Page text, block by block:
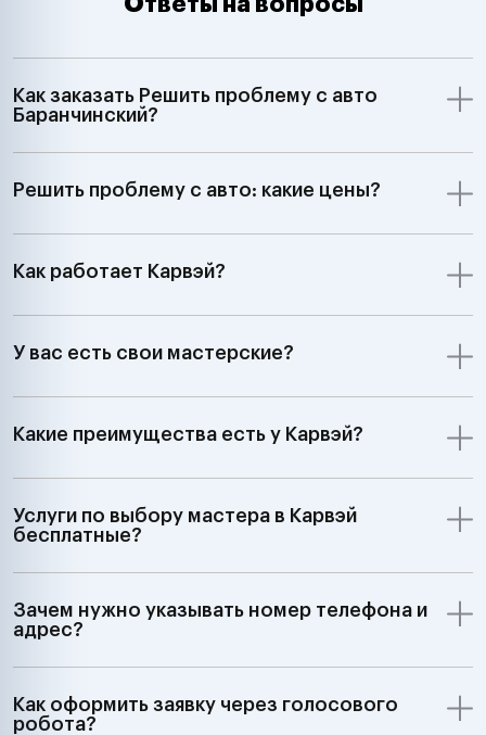
Как заказать Решить проблему с авто
Баранчинский?
Решить проблему с авто: какие цены?
Как работает Карвэй?
У вас есть свои мастерские?
Какие преимущества есть у Карвэй?
Услуги по выбору мастера в Карвэй
бесплатные?
Зачем нужно указывать номер телефона и
адрес?
Как оформить заявку через голосового
робота?